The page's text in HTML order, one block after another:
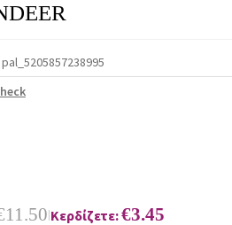
pal_5205857238995
11.50|Κερδίζετε:€3.45